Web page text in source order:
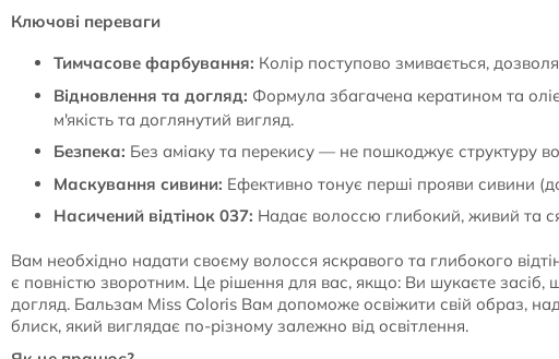
Ключові переваги
Тимчасове фарбування: Колір поступово змивається,
Відновлення та догляд: Формула збагачена кератином та
м'якість та доглянутий вигляд.
Безпека: Без аміаку та перекису — не пошкоджує структуру
Маскування сивини: Ефективно тонує перші прояви сивини
Насичений відтінок 037: Надає волоссю глибокий, живий та
Вам необхідно надати своєму волосся яскравого та глибокого
є повністю зворотним. Це рішення для вас, якщо: Ви шукаєте засіб,
догляд. Бальзам Miss Coloris Вам допоможе освіжити свій образ,
блиск, який виглядає по-різному залежно від освітлення.